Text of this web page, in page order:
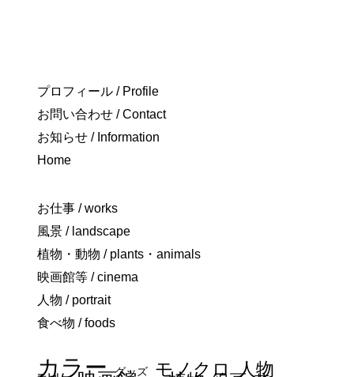
プロフィール / Profile
お問い合わせ / Contact
お知らせ / Information
Home
お仕事 / works
風景 / landscape
植物・動物 / plants・animals
映画館等 / cinema
人物 / portrait
食べ物 / foods
カラー グッズ モノクロ 人物